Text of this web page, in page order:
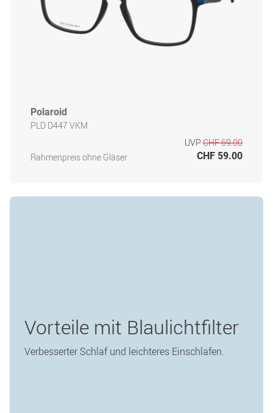
Polaroid
PLD D447 VKM
Rahmenpreis ohne Gläser
UVP CHF 69.00
CHF 59.00
Vorteile mit Blaulichtfilter
Verbesserter Schlaf und leichteres Einschlafen.